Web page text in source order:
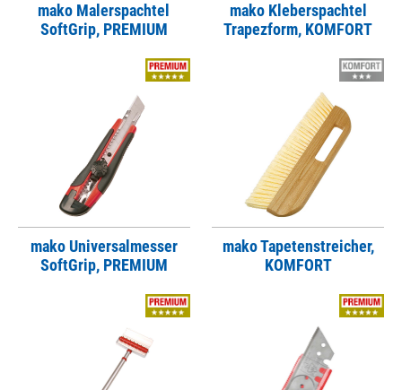
mako Malerspachtel
SoftGrip, PREMIUM
mako Kleberspachtel
Trapezform, KOMFORT
mako Universalmesser
SoftGrip, PREMIUM
mako Tapetenstreicher,
KOMFORT